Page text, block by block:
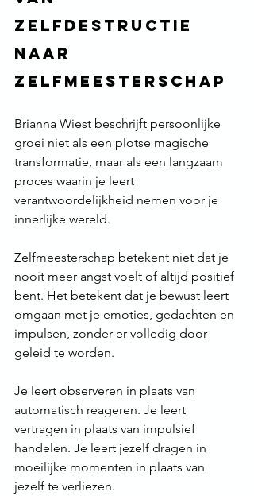
zelfdestructie
naar
zelfmeesterschap
Brianna Wiest beschrijft persoonlijke
groei niet als een plotse magische
transformatie, maar als een langzaam
proces waarin je leert
verantwoordelijkheid nemen voor je
innerlijke wereld.
Zelfmeesterschap betekent niet dat je
nooit meer angst voelt of altijd positief
bent. Het betekent dat je bewust leert
omgaan met je emoties, gedachten en
impulsen, zonder er volledig door
geleid te worden.
Je leert observeren in plaats van
automatisch reageren. Je leert
vertragen in plaats van impulsief
handelen. Je leert jezelf dragen in
moeilijke momenten in plaats van
jezelf te verliezen.